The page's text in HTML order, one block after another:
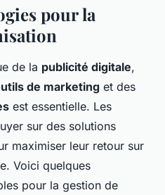
pour la
de la publicité digitale,
de marketing et des
est essentielle. Les
sur des solutions
maximiser leur retour sur
Voici quelques
pour la gestion de